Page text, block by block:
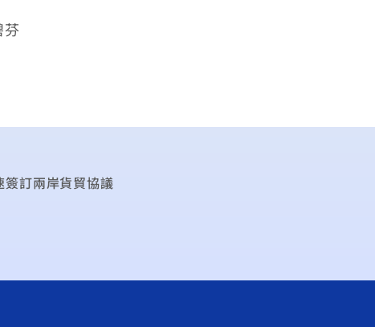
簽訂兩岸貨貿協議